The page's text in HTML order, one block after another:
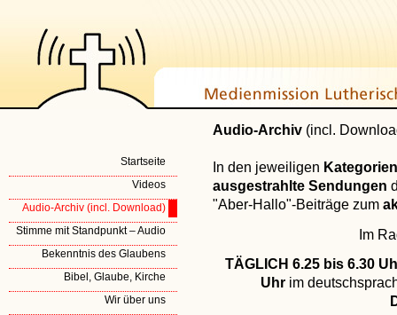
Audio-Archiv (incl.
In den jeweiligen Kategorien
ausgestrahlte Sendungen
"Aber-Hallo"-Beiträge zum
Im
TÄGLICH 6.25 bis 6.30
Uhr im
Startseite
Videos
Audio-Archiv (incl. Download)
Stimme mit Standpunkt – Audio
Bekenntnis des Glaubens
Bibel, Glaube, Kirche
Wir über uns